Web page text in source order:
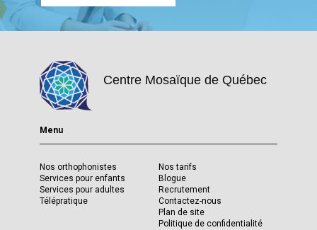
Centre Mosaïque de Québec
Menu
Nos orthophonistes
Services pour enfants
Services pour adultes
Télépratique
Nos tarifs
Blogue
Recrutement
Contactez-nous
Plan de site
Politique de confidentialité